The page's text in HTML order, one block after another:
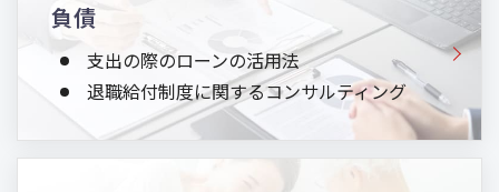
負債
支出の際のローンの活用法
退職給付制度に関するコンサルティング